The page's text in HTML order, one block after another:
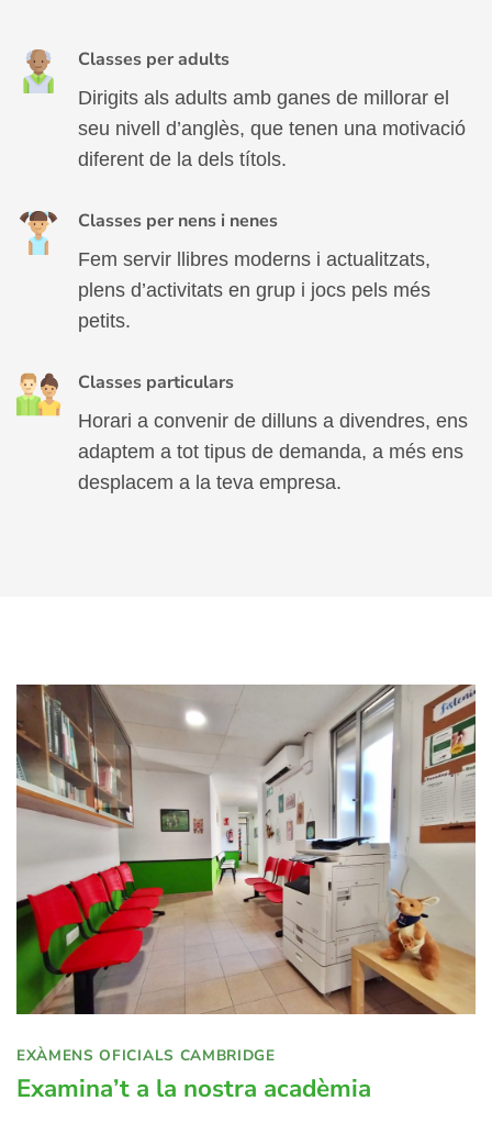
Classes per adults
Dirigits als adults amb ganes de millorar el
seu nivell d’anglès, que tenen una motivació
diferent de la dels títols.
Classes per nens i nenes
Fem servir llibres moderns i actualitzats,
plens d’activitats en grup i jocs pels més
petits.
Classes particulars
Horari a convenir de dilluns a divendres, ens
adaptem a tot tipus de demanda, a més ens
desplacem a la teva empresa.
EXÀMENS OFICIALS CAMBRIDGE
Examina’t a la nostra acadèmia